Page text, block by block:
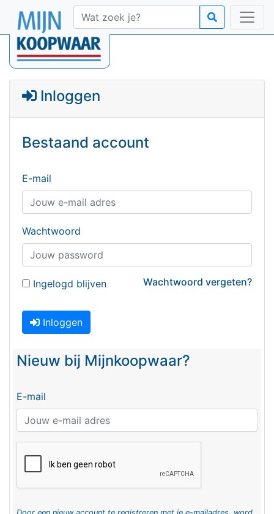
Inloggen
Bestaand account
E-mail
Wachtwoord
Wachtwoord vergeten?
Ingelogd blijven
Inloggen
Nieuw bij Mijnkoopwaar?
E-mail